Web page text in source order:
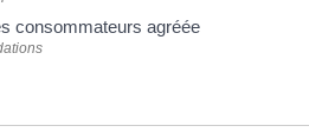
consommateurs agréée